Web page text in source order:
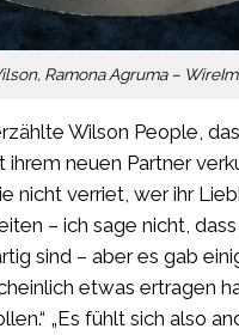
Ramona Agruma –
Wilson People,
ihrem neuen Partner
nicht verriet, wer ihr
– ich sage nicht,
sind – aber es gab
etwas ertragen
„Es fühlt sich also